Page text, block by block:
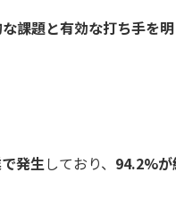
課題と有効な打ち手を
発生しており、 94.2%